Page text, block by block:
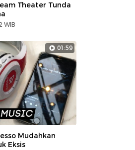
Theater Tunda
WIB
01:59
Mudahkan
Eksis